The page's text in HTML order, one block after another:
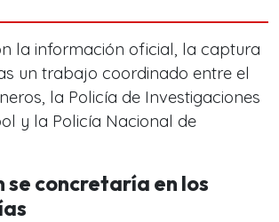
la información oficial, la captura
un trabajo coordinado entre el
la Policía de Investigaciones
y la Policía Nacional de
concretaría en los